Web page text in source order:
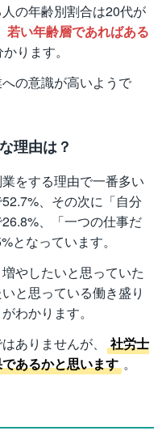
の年齢別割合は20代が
若い年齢層であればある
ります。
の意識が高いようで
理由は？
をする理由で一番多い
、その次に「自分
、「一つの仕事だ
となっています。
やしたいと思っていた
と思っている働き盛り
わかります。
ありませんが、
社労士
あるかと思います 。